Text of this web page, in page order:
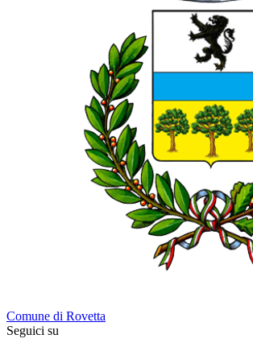
Comune di Rovetta
Seguici su